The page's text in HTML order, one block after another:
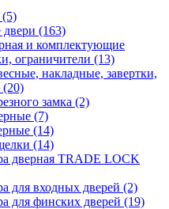
(5)
(163)
и комплектующие
ограничители (13)
накладные, завертки,
(20)
замка (2)
(7)
(14)
(14)
дверная TRADE LOCK
для входных дверей (2)
для финских дверей (19)